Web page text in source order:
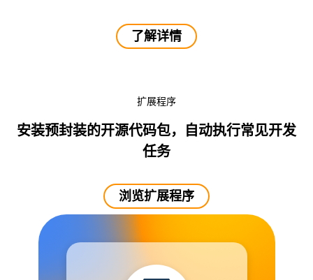
了解详情
扩展程序
安装预封装的开源代码包，自动执行常见开发
任务
浏览扩展程序